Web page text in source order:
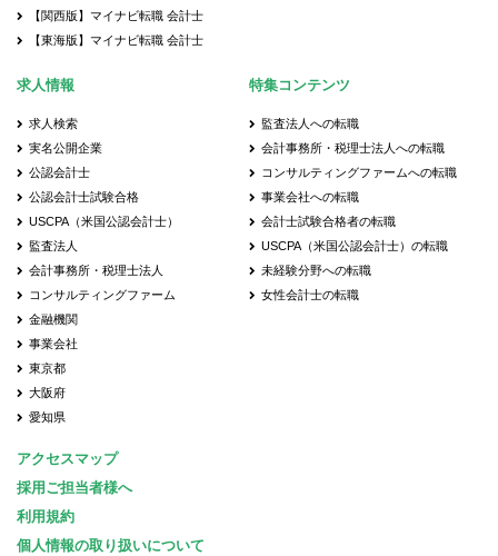
【関西版】マイナビ転職 会計士
【東海版】マイナビ転職 会計士
求人情報
求人検索
実名公開企業
公認会計士
公認会計士試験合格
USCPA（米国公認会計士）
監査法人
会計事務所・税理士法人
コンサルティングファーム
金融機関
事業会社
東京都
大阪府
愛知県
特集コンテンツ
監査法人への転職
会計事務所・税理士法人への転職
コンサルティングファームへの転職
事業会社への転職
会計士試験合格者の転職
USCPA（米国公認会計士）の転職
未経験分野への転職
女性会計士の転職
アクセスマップ
採用ご担当者様へ
利用規約
個人情報の取り扱いについて